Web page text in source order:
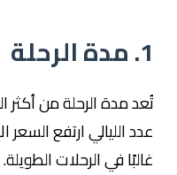
تُعد مدة الرحلة من أكثر
عدد الليالي ارتفع السعر
غالبًا في الرحلات الطويلة.